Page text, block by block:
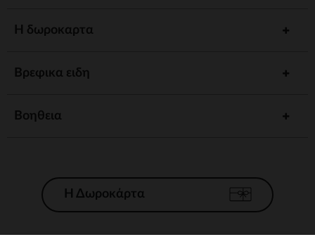
Η δωροκαρτα
Βρεφικα ειδη
Βοηθεια
Η Δωροκάρτα